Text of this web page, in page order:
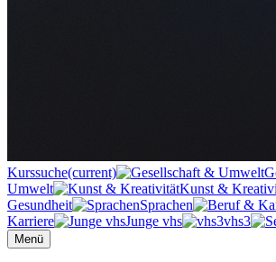
Kurssuche(current)
Umwelt
Kunst &
Gesundheit
Sprachen
Karriere
Junge vhs vhs3
Menü